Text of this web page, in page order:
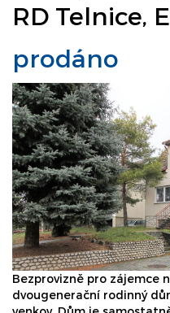
RD Telnice,
prodáno
Bezprovizně pro zájemce
dvougenerační rodinný